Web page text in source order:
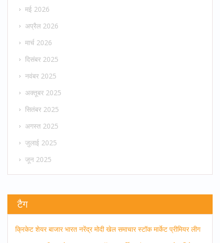
मई 2026
अप्रैल 2026
मार्च 2026
दिसंबर 2025
नवंबर 2025
अक्तूबर 2025
सितंबर 2025
अगस्त 2025
जुलाई 2025
जून 2025
टैग
क्रिकेट शेयर बाजार भारत नरेंद्र मोदी खेल समाचार स्टॉक मार्केट प्रीमियर लीग